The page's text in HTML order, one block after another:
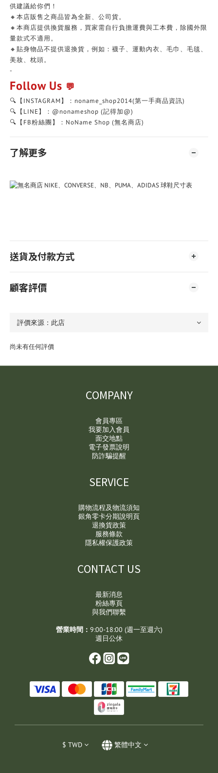
供建議給你們！
🔸本店販售之商品皆為全新、公司貨。
🔸本商店提供換貨服務，買家需自行負擔運費與工本費，除國外限
量款式不適用。
🔸貼身物品不提供退換貨，例如：襪子、運動內衣、毛巾、毛毯、
美妝、枕頭。
-
Follow Us 💬
🔍【INSTAGRAM】：noname_shop2014(第一手商品資訊)
🔍【LINE】：@nonameshop (記得加@)
🔍【FB粉絲團】：NoName Shop (無名商店)
了解更多
送貨及付款方式
顧客評價
尚未有任何評價
COMPANY
會員專區
我要加入會員
面交地點
電子發票說明
防詐騙提醒
SERVICE
購物流程及物流須知
銀角零卡分期說明頁
退換貨政策
服務條款
隱私權保護政策
CONTACT US
最新消息
粉絲專頁
與我們聯繫
營業時間： 9:00-18:00 (週一至週六)
週日公休
$ TWD 繁體中文